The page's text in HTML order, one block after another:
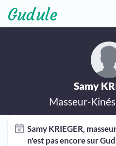
Samy
Masseur-
Samy KRIEGER,
n'est pas encore sur